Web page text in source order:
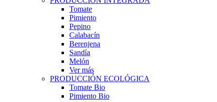
Tomate
Pimiento
Pepino
Calabacín
Berenjena
Sandía
Melón
Ver más
PRODUCCIÓN ECOLÓGICA
Tomate Bio
Pimiento Bio